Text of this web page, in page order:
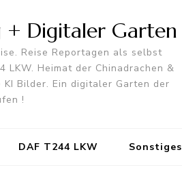
+ Digitaler Garten
Reise Reportagen als selbst
Heimat der Chinadrachen &
Bilder. Ein digitaler Garten der
!
DAF T244 LKW Sonstiges